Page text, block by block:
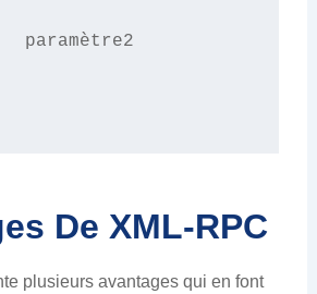
paramètre2
De XML-RPC
plusieurs avantages qui en font